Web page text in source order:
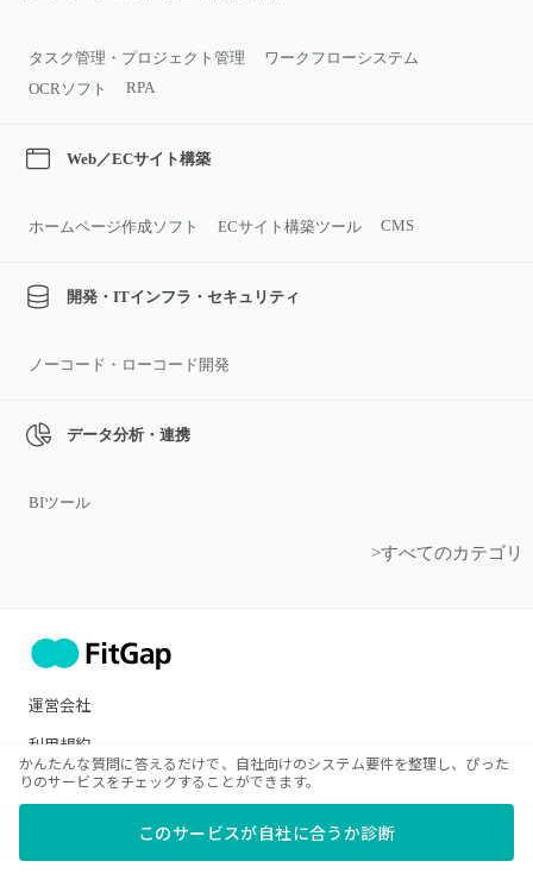
タスク管理・プロジェクト管理
ワークフローシステム
OCRソフト
RPA
Web／ECサイト構築
ホームページ作成ソフト ECサイト構築ツール CMS
開発・ITインフラ・セキュリティ
ノーコード・ローコード開発
データ分析・連携
BIツール
>すべてのカテゴリ
運営会社
利用規約
プライバシーポリシー
お問い合わせ
かんたんな質問に答えるだけで、自社向けのシステム要件を整理し、ぴった
りのサービスをチェックすることができます。
このサービスが自社に合うか診断